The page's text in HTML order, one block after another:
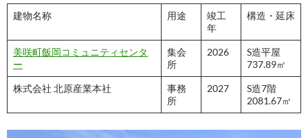
建物名称 用途
竣工
年
構造・延床
美咲町飯岡コミュニティセンタ
ー
集会
所
2026
S造平屋
737.89㎡
株式会社 北原産業本社
事務
所
2027
S造7階
2081.67㎡